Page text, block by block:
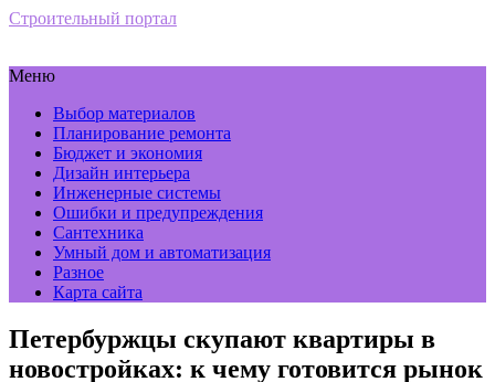
Строительный портал
Меню
Выбор материалов
Планирование ремонта
Бюджет и экономия
Дизайн интерьера
Инженерные системы
Ошибки и предупреждения
Сантехника
Умный дом и автоматизация
Разное
Карта сайта
Петербуржцы скупают квартиры в
новостройках: к чему готовится рынок